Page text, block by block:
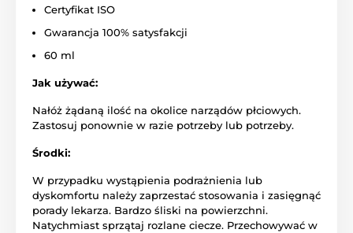
Certyfikat ISO
Gwarancja 100% satysfakcji
60 ml
Jak używać:
Nałóż żądaną ilość na okolice narządów płciowych.
Zastosuj ponownie w razie potrzeby lub potrzeby.
Środki:
W przypadku wystąpienia podrażnienia lub
dyskomfortu należy zaprzestać stosowania i zasięgnąć
porady lekarza. Bardzo śliski na powierzchni.
Natychmiast sprzątaj rozlane ciecze. Przechowywać w